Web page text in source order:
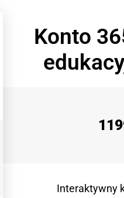
Konto
Interaktywny